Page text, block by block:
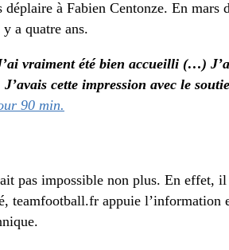
à Fabien Centonze. En mars
a quatre ans.
vraiment été bien accueilli (…)
cette impression avec le
90 min.
pas impossible non plus. En effet,
teamfootball.fr appuie l’information